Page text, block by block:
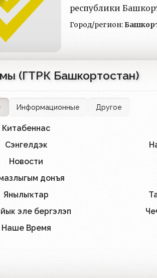
республики
Город/регион:
(ГТРК Башкортостан)
Информационные Другое
Китабеннас
Сэнгелдэк
Новости
донъя
Янылыҡтар
эле бергэлэп
Наше Время